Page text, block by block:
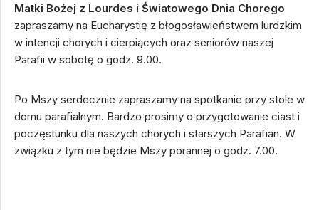
Matki Bożej z Lourdes i Światowego Dnia Chorego
zapraszamy na Eucharystię z błogosławieństwem lurdzkim
w intencji chorych i cierpiących oraz seniorów naszej
Parafii w sobotę o godz. 9.00.
Po Mszy serdecznie zapraszamy na spotkanie przy stole w
domu parafialnym. Bardzo prosimy o przygotowanie ciast i
poczęstunku dla naszych chorych i starszych Parafian. W
związku z tym nie będzie Mszy porannej o godz. 7.00.